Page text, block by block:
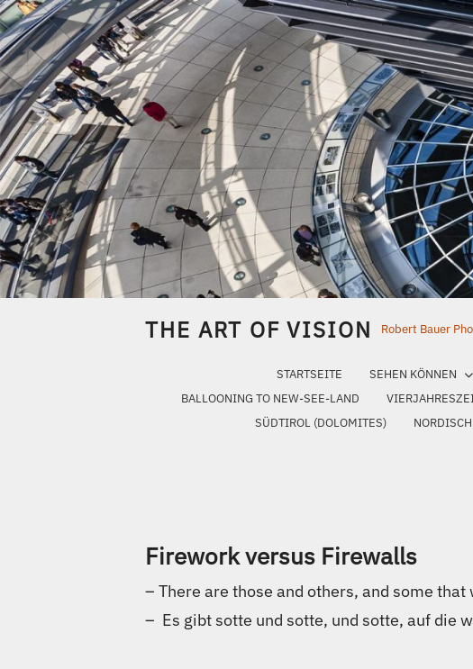
Skip
to
content
THE ART OF VISION Robert Bauer
STARTSEITE SEHEN KÖNNEN
BALLOONING TO NEW-SEE-LAND
SÜDTIROL (DOLOMITES)
Firework versus Firewalls
– There are those and others, and some
– Es gibt sotte und sotte, und sotte, auf die